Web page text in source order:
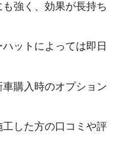
強く、効果が長持ち
ットによっては即日
購入時のオプション
した方の口コミや評